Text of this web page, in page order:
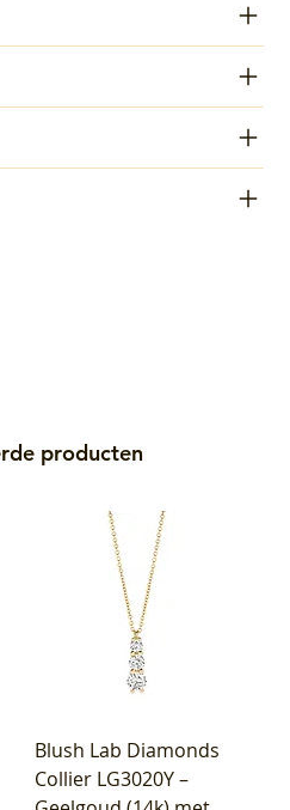
producten
Blush Lab Diamonds
Collier LG3020Y –